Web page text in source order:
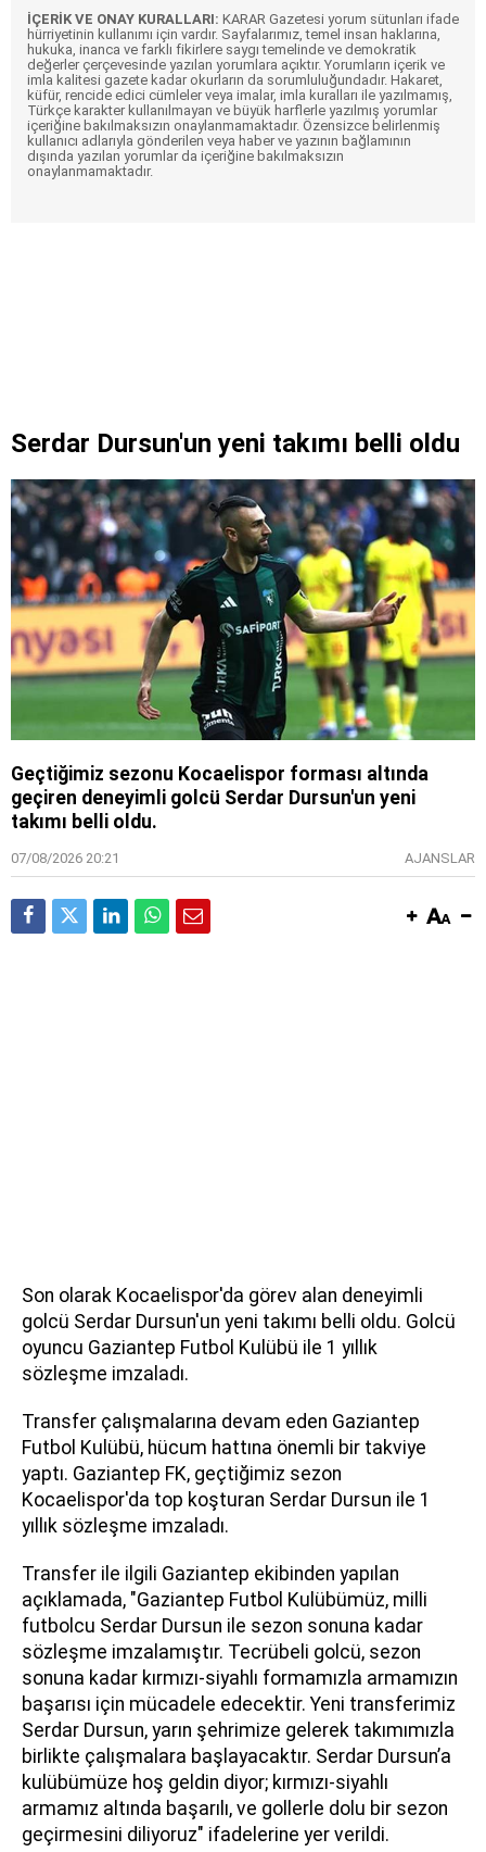
İÇERİK VE ONAY KURALLARI: KARAR Gazetesi yorum sütunları ifade
hürriyetinin kullanımı için vardır. Sayfalarımız, temel insan haklarına,
hukuka, inanca ve farklı fikirlere saygı temelinde ve demokratik
değerler çerçevesinde yazılan yorumlara açıktır. Yorumların içerik ve
imla kalitesi gazete kadar okurların da sorumluluğundadır. Hakaret,
küfür, rencide edici cümleler veya imalar, imla kuralları ile yazılmamış,
Türkçe karakter kullanılmayan ve büyük harflerle yazılmış yorumlar
içeriğine bakılmaksızın onaylanmamaktadır. Özensizce belirlenmiş
kullanıcı adlarıyla gönderilen veya haber ve yazının bağlamının
dışında yazılan yorumlar da içeriğine bakılmaksızın
onaylanmamaktadır.
Serdar Dursun'un yeni takımı belli oldu
Geçtiğimiz sezonu Kocaelispor forması altında
geçiren deneyimli golcü Serdar Dursun'un yeni
takımı belli oldu.
07/08/2026 20:21 AJANSLAR
Son olarak Kocaelispor'da görev alan deneyimli
golcü Serdar Dursun'un yeni takımı belli oldu. Golcü
oyuncu Gaziantep Futbol Kulübü ile 1 yıllık
sözleşme imzaladı.
Transfer çalışmalarına devam eden Gaziantep
Futbol Kulübü, hücum hattına önemli bir takviye
yaptı. Gaziantep FK, geçtiğimiz sezon
Kocaelispor'da top koşturan Serdar Dursun ile 1
yıllık sözleşme imzaladı.
Transfer ile ilgili Gaziantep ekibinden yapılan
açıklamada, "Gaziantep Futbol Kulübümüz, milli
futbolcu Serdar Dursun ile sezon sonuna kadar
sözleşme imzalamıştır. Tecrübeli golcü, sezon
sonuna kadar kırmızı-siyahlı formamızla armamızın
başarısı için mücadele edecektir. Yeni transferimiz
Serdar Dursun, yarın şehrimize gelerek takımımızla
birlikte çalışmalara başlayacaktır. Serdar Dursun’a
kulübümüze hoş geldin diyor; kırmızı-siyahlı
armamız altında başarılı, ve gollerle dolu bir sezon
geçirmesini diliyoruz" ifadelerine yer verildi.